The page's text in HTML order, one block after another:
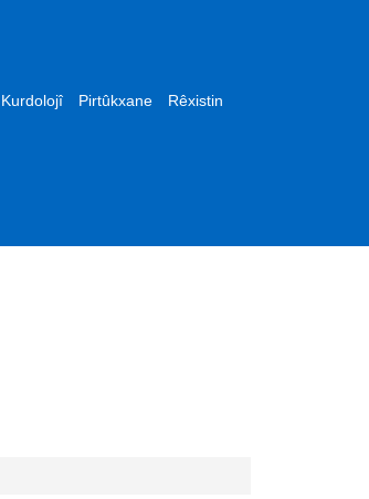
Kurdolojî Pirtûkxane
Rêxistin